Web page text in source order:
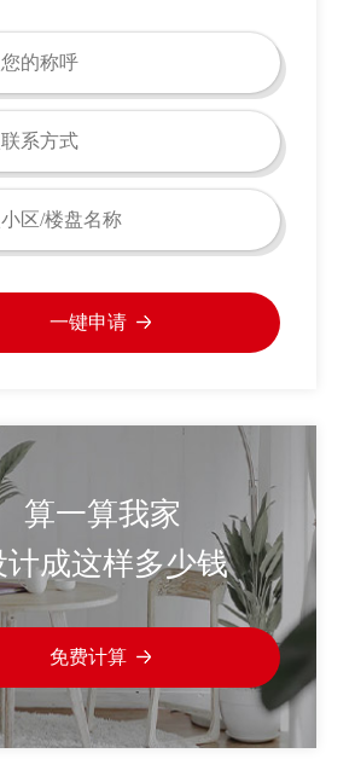
一键申请
算一算我家
计成这样多少钱
免费计算